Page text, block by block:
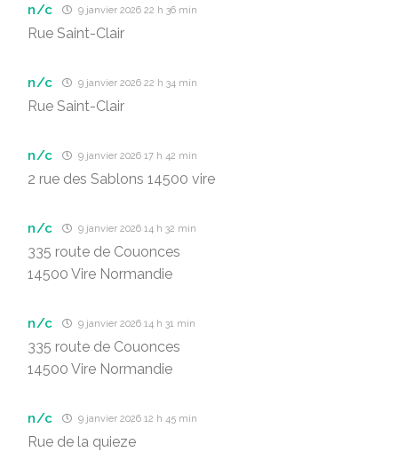
n/c 9 janvier 2026 22 h 36 min
Rue Saint-Clair
n/c 9 janvier 2026 22 h 34 min
Rue Saint-Clair
n/c 9 janvier 2026 17 h 42 min
2 rue des Sablons 14500 vire
n/c 9 janvier 2026 14 h 32 min
335 route de Couonces
14500 Vire Normandie
n/c 9 janvier 2026 14 h 31 min
335 route de Couonces
14500 Vire Normandie
n/c 9 janvier 2026 12 h 45 min
Rue de la quieze